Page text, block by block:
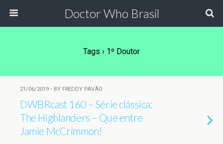
Doctor Who Brasil
Tags › 1º Doutor
21/06/2019 • BY FREDDY PAVÃO
DWBRcast 160 – Série clássica:
The Highlanders – Que entre
Jamie McCrimmon!